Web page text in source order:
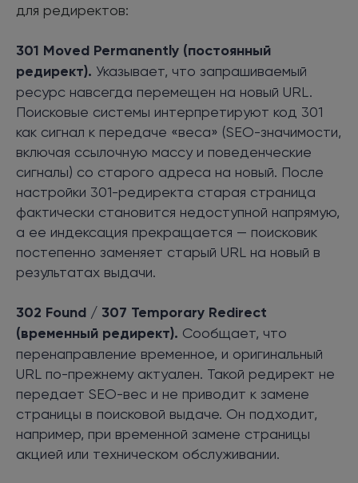
для редиректов:
301 Moved Permanently (постоянный
редирект). Указывает, что запрашиваемый
ресурс навсегда перемещен на новый URL.
Поисковые системы интерпретируют код 301
как сигнал к передаче «веса» (SEO-значимости,
включая ссылочную массу и поведенческие
сигналы) со старого адреса на новый. После
настройки 301-редиректа старая страница
фактически становится недоступной напрямую,
а ее индексация прекращается — поисковик
постепенно заменяет старый URL на новый в
результатах выдачи.
302 Found / 307 Temporary Redirect
(временный редирект). Сообщает, что
перенаправление временное, и оригинальный
URL по-прежнему актуален. Такой редирект не
передает SEO-вес и не приводит к замене
страницы в поисковой выдаче. Он подходит,
например, при временной замене страницы
акцией или техническом обслуживании.